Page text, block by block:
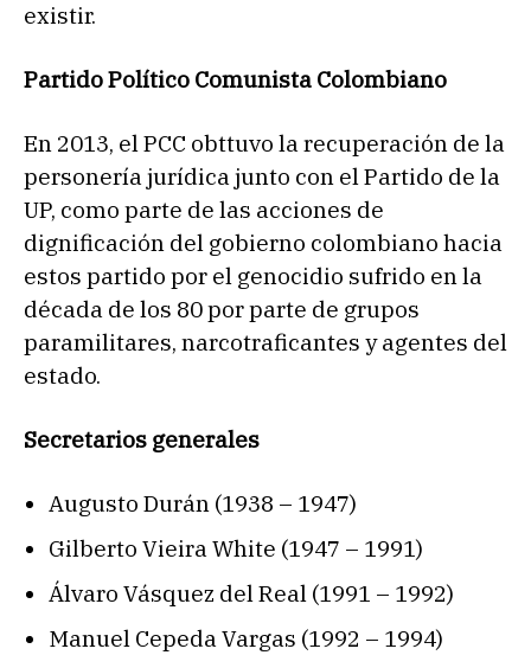
existir.
Partido Político Comunista Colombiano
En 2013, el PCC obttuvo la recuperación de la
personería jurídica junto con el Partido de la
UP, como parte de las acciones de
dignificación del gobierno colombiano hacia
estos partido por el genocidio sufrido en la
década de los 80 por parte de grupos
paramilitares, narcotraficantes y agentes del
estado.
Secretarios generales
Augusto Durán (1938 – 1947)
Gilberto Vieira White (1947 – 1991)
Álvaro Vásquez del Real (1991 – 1992)
Manuel Cepeda Vargas (1992 – 1994)